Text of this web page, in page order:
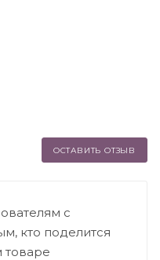
ОСТАВИТЬ ОТЗЫВ
с
кто поделится
товаре